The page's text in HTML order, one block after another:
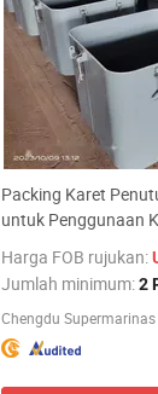
Packing Karet
untuk Penggunaan
China Harga Grosir
Harga FOB rujukan:
Jumlah minimum:2